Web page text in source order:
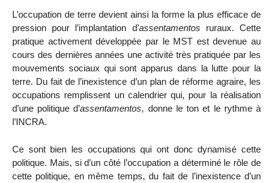
L’occupation de terre devient ainsi la forme la plus efficace de
pression pour l’implantation d’assentamentos ruraux. Cette
pratique activement développée par le MST est devenue au
cours des dernières années une activité très pratiquée par les
mouvements sociaux qui sont apparus dans la lutte pour la
terre. Du fait de l’inexistence d’un plan de réforme agraire, les
occupations remplissent un calendrier qui, pour la réalisation
d’une politique d’assentamentos, donne le ton et le rythme à
l’INCRA.
Ce sont bien les occupations qui ont donc dynamisé cette
politique. Mais, si d’un côté l’occupation a déterminé le rôle de
cette politique, en même temps, du fait de l’inexistence d’un